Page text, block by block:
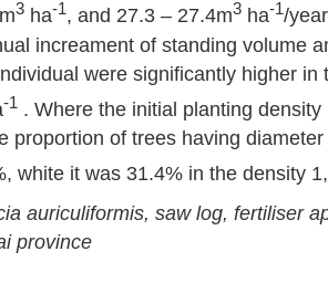
3 ha-1, and 27.3 – 27.4m3 ha-1/year
increament of standing volume
were significantly higher in
-1 . Where the initial planting
proportion of trees having
white it was 31.4% in the density
auriculiformis, saw log, fertiliser
province